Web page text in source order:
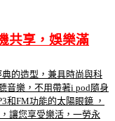
共享，娛樂滿
典的造型，兼具時尚與科
音樂，不用帶著i pod隨身
和FM功能的太陽眼鏡 ，
讓您享受樂活，一勞永